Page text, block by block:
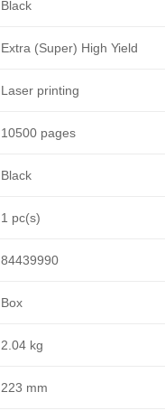
Black
Extra (Super) High Yield
Laser printing
10500 pages
Black
1 pc(s)
84439990
Box
2.04 kg
223 mm